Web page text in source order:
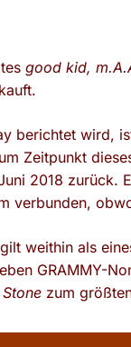
good kid,
berichtet wird,
Zeitpunkt
2018 zurück.
verbunden,
weithin als
GRAMMY-
zum